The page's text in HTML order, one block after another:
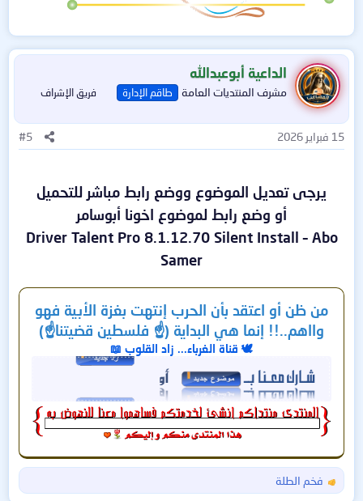
الداعية أبوعبدالله
مشرف المنتديات العامة طاقم الإدارة فريق الإشراف
15 فبراير 2026 #5
يرجى تعديل الموضوع ووضع رابط مباشر للتحميل
أو وضع رابط لموضوع اخونا أبوسامر
Driver Talent Pro 8.1.12.70 Silent Install – Abo
Samer
من ظن أو اعتقد بأن الحرب إنتهت بغزة الأبية فهو
وااهم..!! إنما هي البداية (☝️ فلسطين قضيتنا☝️)
🕊️ قناة الغرباء... زاد القلوب 📖
فخم الطلة